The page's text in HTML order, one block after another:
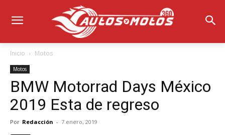
Inicio Motos
Motos
BMW Motorrad Days México
2019 Esta de regreso
Por Redacción - 7 enero, 2019